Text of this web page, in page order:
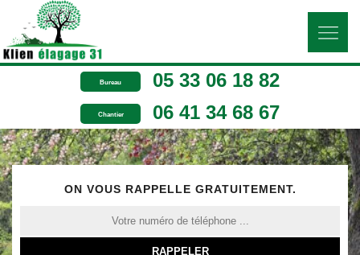
Bureau 05 33 06 18 82
Chantier 06 41 34 68 67
ON VOUS RAPPELLE GRATUITEMENT.